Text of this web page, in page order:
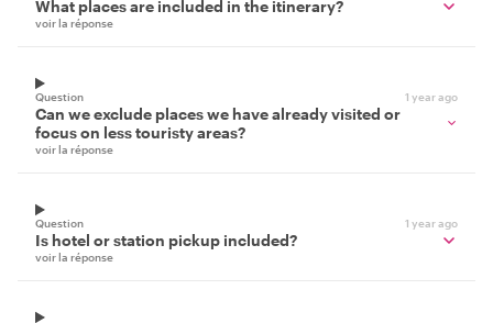
What places are included in the itinerary?
voir la réponse
Question 1 year ago
Can we exclude places we have already visited or
focus on less touristy areas?
voir la réponse
Question 1 year ago
Is hotel or station pickup included?
voir la réponse